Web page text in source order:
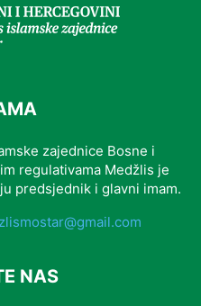
zajednice Bosne i
regulativama Medžlis je
predsjednik i glavni imam.
NAS